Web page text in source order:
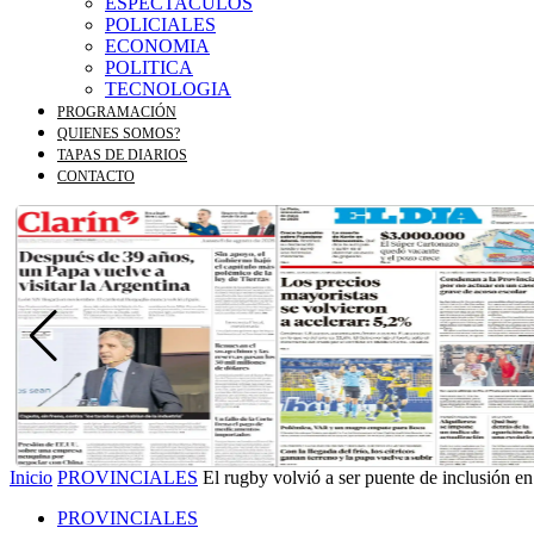
POLICIALES
ECONOMIA
POLITICA
TECNOLOGIA
PROGRAMACIÓN
QUIENES SOMOS?
TAPAS DE DIARIOS
CONTACTO
Inicio PROVINCIALES El rugby volvió a ser puente de inclusión
PROVINCIALES